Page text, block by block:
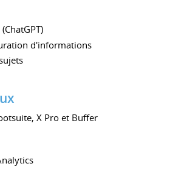
d'informations
X Pro et Buffer